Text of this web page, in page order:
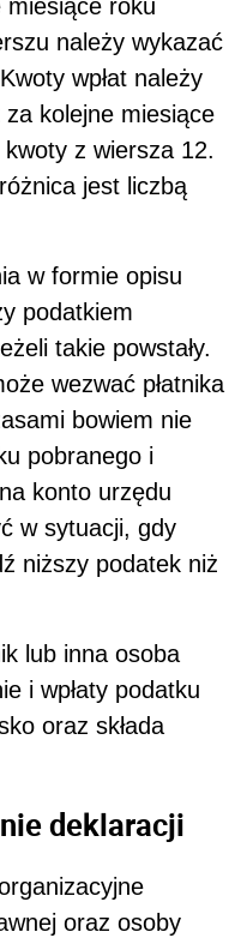
miesiące roku
należy wykazać
wpłat należy
kolejne miesiące
z wiersza 12.
jest liczbą
w formie opisu
podatkiem
takie powstały.
wezwać płatnika
bowiem nie
pobranego i
konto urzędu
w sytuacji, gdy
niższy podatek niż
lub inna osoba
i wpłaty podatku
oraz składa
deklaracji
oraz osoby